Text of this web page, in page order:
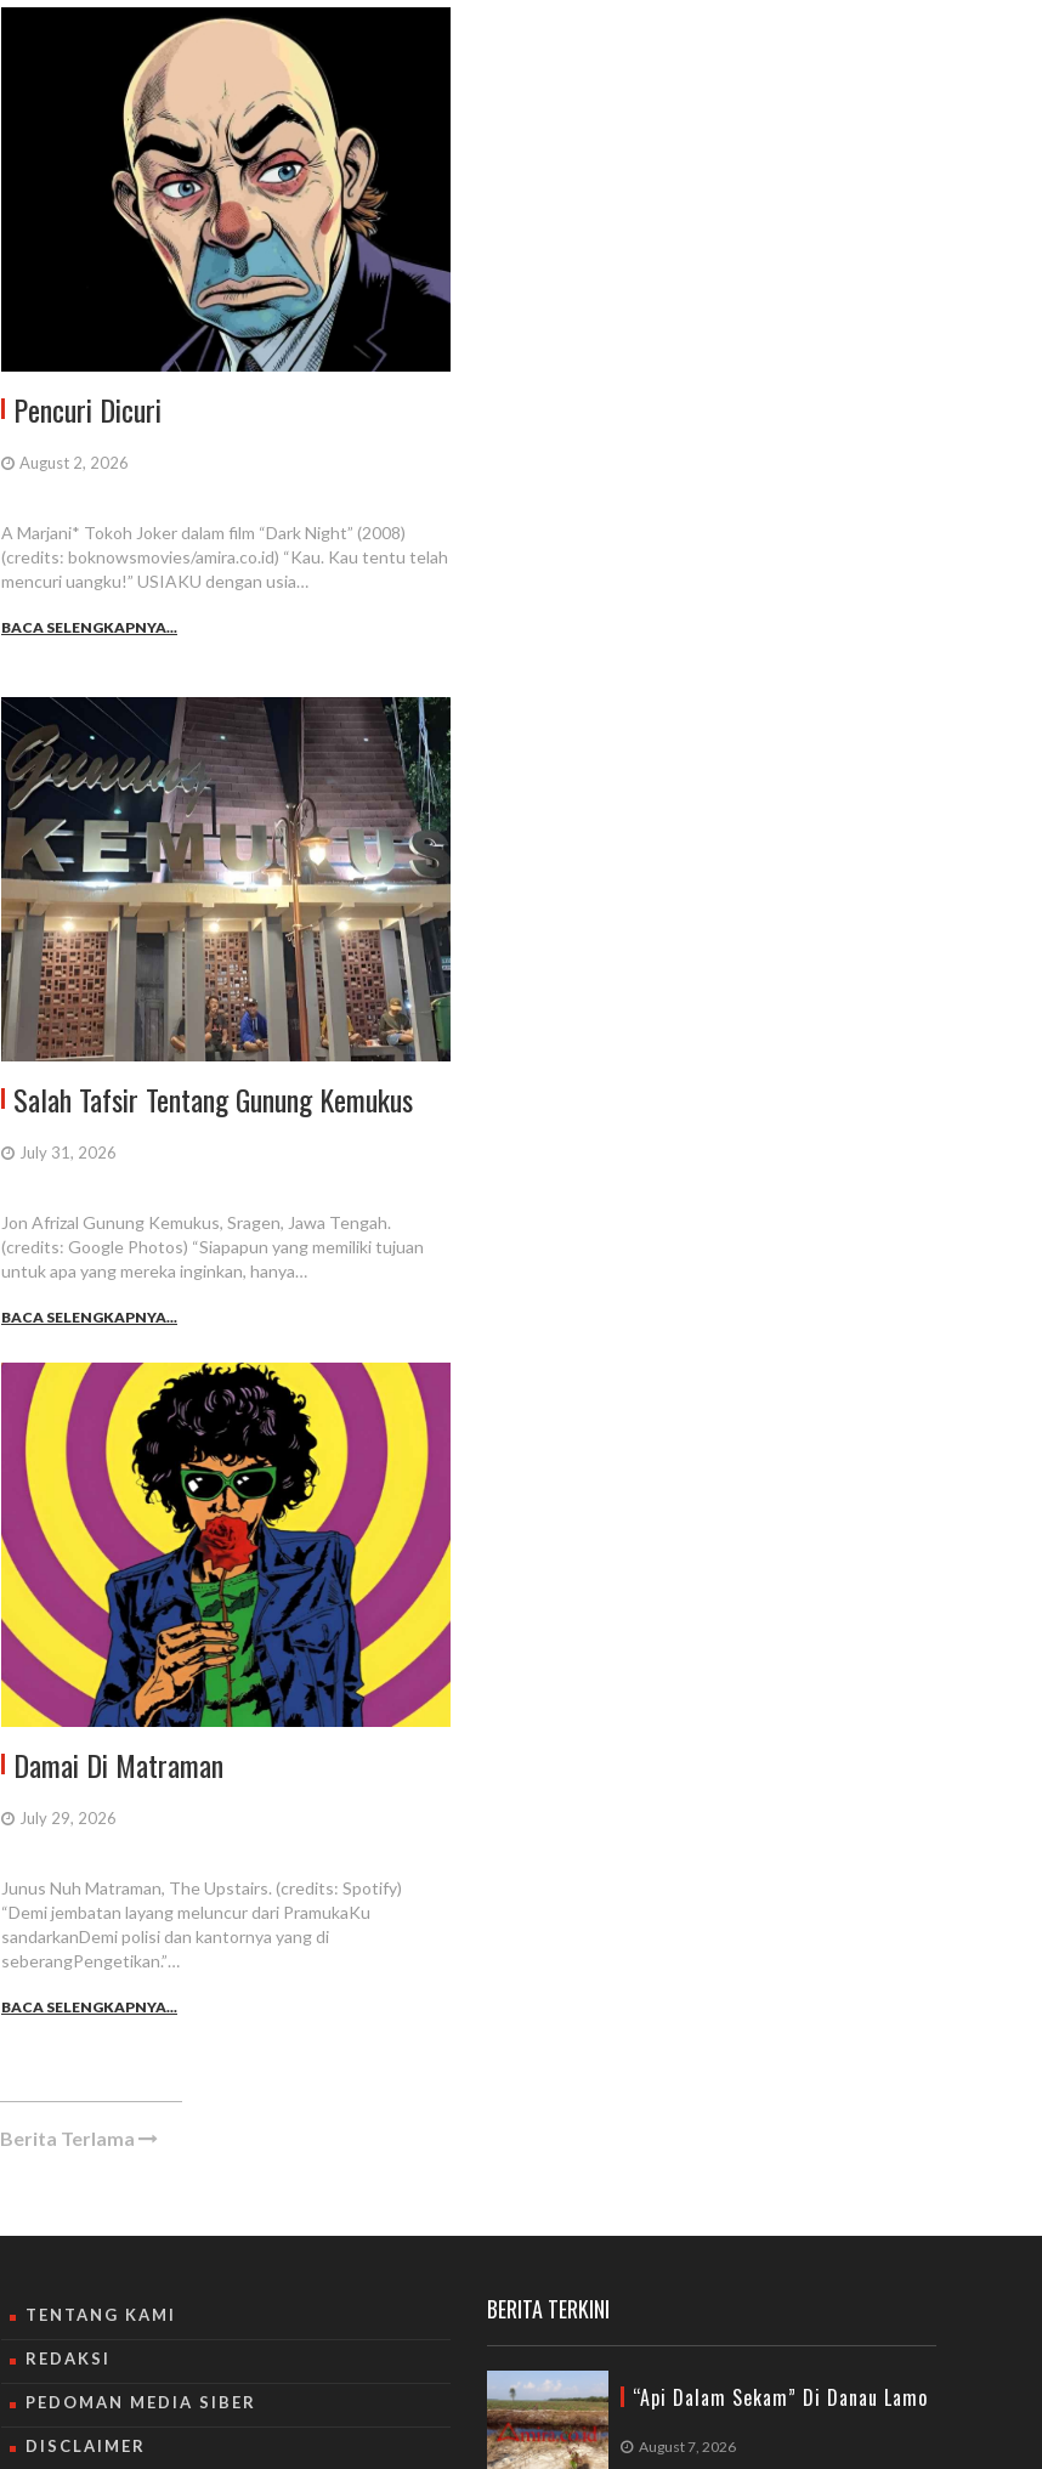
Pencuri Dicuri
August 2, 2026
A Marjani* Tokoh Joker dalam film “Dark Night” (2008)
(credits: boknowsmovies/amira.co.id) “Kau. Kau tentu telah
mencuri uangku!” USIAKU dengan usia…
BACA SELENGKAPNYA...
Salah Tafsir Tentang Gunung Kemukus
July 31, 2026
Jon Afrizal Gunung Kemukus, Sragen, Jawa Tengah.
(credits: Google Photos) “Siapapun yang memiliki tujuan
untuk apa yang mereka inginkan, hanya…
BACA SELENGKAPNYA...
Damai Di Matraman
July 29, 2026
Junus Nuh Matraman, The Upstairs. (credits: Spotify)
“Demi jembatan layang meluncur dari PramukaKu
sandarkanDemi polisi dan kantornya yang di
seberangPengetikan.”…
BACA SELENGKAPNYA...
Berita Terlama
TENTANG KAMI
REDAKSI
PEDOMAN MEDIA SIBER
DISCLAIMER
BERITA TERKINI
“Api Dalam Sekam” Di Danau Lamo
August 7, 2026